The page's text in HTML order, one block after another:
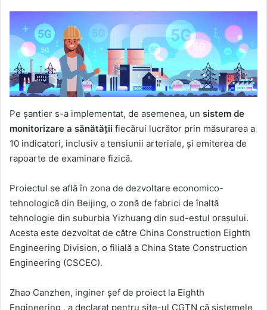
Pe șantier s-a implementat, de asemenea, un sistem de
monitorizare a sănătății fiecărui lucrător prin măsurarea a
10 indicatori, inclusiv a tensiunii arteriale, și emiterea de
rapoarte de examinare fizică.
Proiectul se află în zona de dezvoltare economico-
tehnologică din Beijing, o zonă de fabrici de înaltă
tehnologie din suburbia Yizhuang din sud-estul orașului.
Acesta este dezvoltat de către China Construction Eighth
Engineering Division, o filială a China State Construction
Engineering (CSCEC).
Zhao Canzhen, inginer șef de proiect la Eighth
Engineering , a declarat pentru site-ul CGTN că sistemele